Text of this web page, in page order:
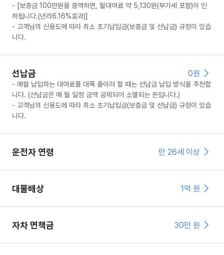
- [보증금 100만원을 증액하면, 월대여료 약 5,130원(부가세 포함)이 인
하됩니다.(년리6.16%효과)]
- 고객님의 신용도에 따라 최소 초기납입금(보증금 및 선납금) 규정이 있습
니다.
선납금 0원
- 매월 납입하는 대여료를 대폭 줄이려 할 때는 선납금 납입 방식을 추천합
니다. (선납금은 매 월 일정 금액 공제되어 소멸되는 돈입니다.)
- 고객님의 신용도에 따라 최소 초기납입금(보증금 및 선납금) 규정이 있습
니다.
운전자 연령 만 26세 이상
대물배상 1억 원
자차 면책금 30만 원